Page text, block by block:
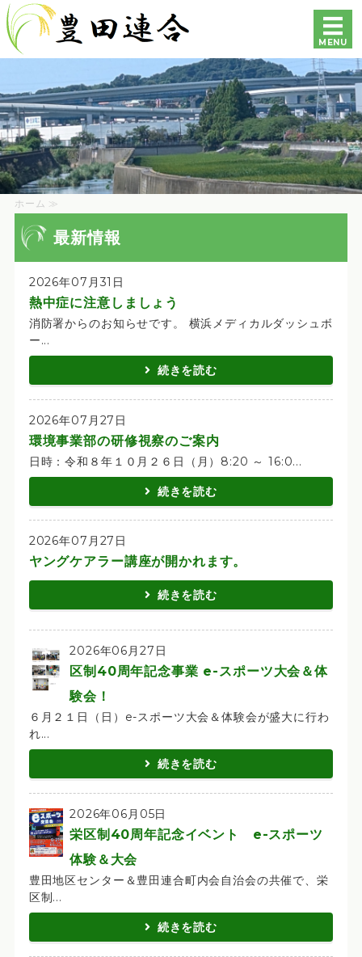
豊田連合町内会自治会
MENU
各自治会・町内会の紹介
豊田地区専門部会の紹介
各種資料
お問い合わせ
ホーム ≫
最新情報
2026年07月31日
熱中症に注意しましょう
消防署からのお知らせです。 横浜メディカルダッシュボ
ー...
続きを読む
2026年07月27日
環境事業部の研修視察のご案内
日時：令和８年１０月２６日（月）8:20 ～ 16:0...
続きを読む
2026年07月27日
ヤングケアラー講座が開かれます。
続きを読む
2026年06月27日
区制40周年記念事業 e-スポーツ大会＆体
験会！
６月２１日（日）e-スポーツ大会＆体験会が盛大に行わ
れ...
続きを読む
2026年06月05日
栄区制40周年記念イベント e-スポーツ
体験＆大会
豊田地区センター＆豊田連合町内会自治会の共催で、栄
区制...
続きを読む